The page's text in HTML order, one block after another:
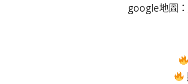
google地圖：